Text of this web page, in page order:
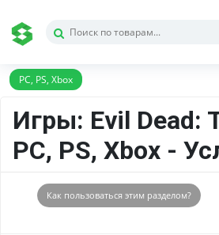
PC, PS, Xbox
Игры: Evil Dead:
PC, PS, Xbox -
Как пользоваться этим разделом?